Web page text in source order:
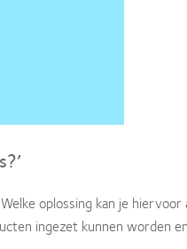
oplossing kan je
ingezet kunnen worden